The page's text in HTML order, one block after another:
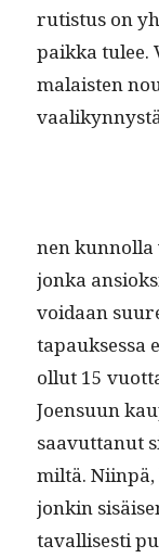
rutis­tus on
paik­ka tulee.
ma­lais­ten
nen kun­nol­la
jon­ka
voidaan
tapauk­ses­sa
ollut 15
Joen­su­un
saavut­tanut
miltä.
jonkin
taval­lis­es­ti